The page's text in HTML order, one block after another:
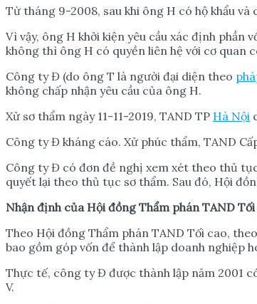
Từ tháng 9-2008, sau khi ông H có hộ khẩu
Vì vậy, ông H khởi kiện yêu cầu xác định
không thì ông H có quyền liên hệ với cơ quan
Công ty Đ (do ông T là người đại diện theo
không chấp nhận yêu cầu của ông H.
Xử sơ thẩm ngày 11-11-2019, TAND TP Hà Nội
Công ty Đ kháng cáo. Xử phúc thẩm, TAND
Công ty Đ có đơn đề nghị xem xét theo thủ
quyết lại theo thủ tục sơ thẩm. Sau đó, Hội
Nhận định của Hội đồng Thẩm phán TAND Tối
Theo Hội đồng Thẩm phán TAND Tối cao,
bao gồm góp vốn để thành lập doanh nghiệp
Thực tế, công ty Đ được thành lập năm 2001
V.